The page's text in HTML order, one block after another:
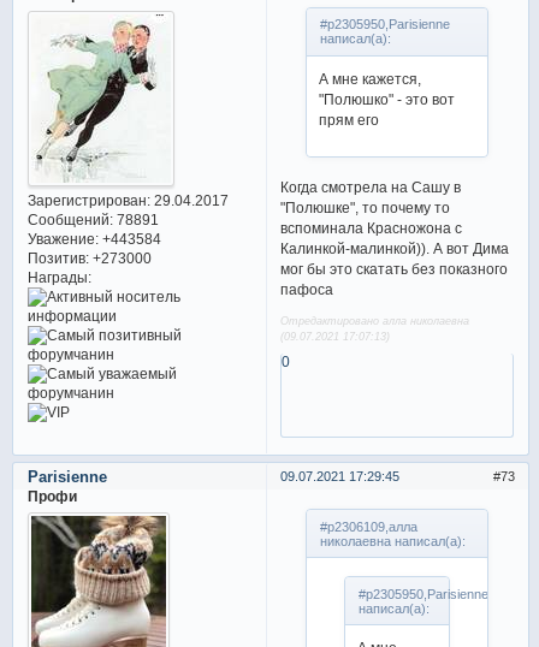
Зарегистрирован: 29.04.2017
Сообщений:78891
Уважение: +443584
Позитив: +273000
Награды:
#p2305950,Parisienne
написал(а):
А мне кажется,
"Полюшко" - это вот
прям его
Когда смотрела на Сашу в
"Полюшке", то почему то
вспоминала Красножона с
Калинкой-малинкой)). А вот Дима
мог бы это скатать без показного
пафоса
Отредактировано алла николаевна
(09.07.2021 17:07:13)
0
73
09.07.2021 17:29:45
Parisienne
Профи
#p2306109,алла
николаевна написал(а):
#p2305950,Parisienne
написал(а):